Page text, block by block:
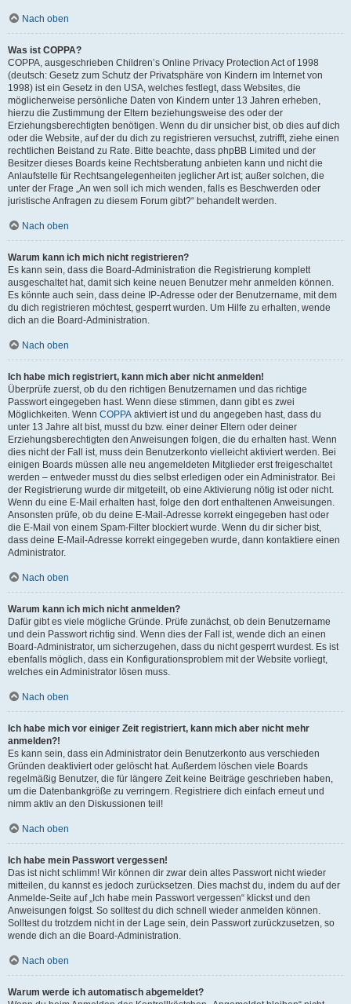
Nach oben
Was ist COPPA?
COPPA, ausgeschrieben Children’s Online Privacy Protection Act of 1998
(deutsch: Gesetz zum Schutz der Privatsphäre von Kindern im Internet von
1998) ist ein Gesetz in den USA, welches festlegt, dass Websites, die
möglicherweise persönliche Daten von Kindern unter 13 Jahren erheben,
hierzu die Zustimmung der Eltern beziehungsweise des oder der
Erziehungsberechtigten benötigen. Wenn du dir unsicher bist, ob dies auf dich
oder die Website, auf der du dich zu registrieren versuchst, zutrifft, ziehe einen
rechtlichen Beistand zu Rate. Bitte beachte, dass phpBB Limited und der
Besitzer dieses Boards keine Rechtsberatung anbieten kann und nicht die
Anlaufstelle für Rechtsangelegenheiten jeglicher Art ist; außer solchen, die
unter der Frage „An wen soll ich mich wenden, falls es Beschwerden oder
juristische Anfragen zu diesem Forum gibt?“ behandelt werden.
Nach oben
Warum kann ich mich nicht registrieren?
Es kann sein, dass die Board-Administration die Registrierung komplett
ausgeschaltet hat, damit sich keine neuen Benutzer mehr anmelden können.
Es könnte auch sein, dass deine IP-Adresse oder der Benutzername, mit dem
du dich registrieren möchtest, gesperrt wurden. Um Hilfe zu erhalten, wende
dich an die Board-Administration.
Nach oben
Ich habe mich registriert, kann mich aber nicht anmelden!
Überprüfe zuerst, ob du den richtigen Benutzernamen und das richtige
Passwort eingegeben hast. Wenn diese stimmen, dann gibt es zwei
Möglichkeiten. Wenn COPPA aktiviert ist und du angegeben hast, dass du
unter 13 Jahre alt bist, musst du bzw. einer deiner Eltern oder deiner
Erziehungsberechtigten den Anweisungen folgen, die du erhalten hast. Wenn
dies nicht der Fall ist, muss dein Benutzerkonto vielleicht aktiviert werden. Bei
einigen Boards müssen alle neu angemeldeten Mitglieder erst freigeschaltet
werden – entweder musst du dies selbst erledigen oder ein Administrator. Bei
der Registrierung wurde dir mitgeteilt, ob eine Aktivierung nötig ist oder nicht.
Wenn du eine E-Mail erhalten hast, folge den dort enthaltenen Anweisungen.
Ansonsten prüfe, ob du deine E-Mail-Adresse korrekt eingegeben hast oder
die E-Mail von einem Spam-Filter blockiert wurde. Wenn du dir sicher bist,
dass deine E-Mail-Adresse korrekt eingegeben wurde, dann kontaktiere einen
Administrator.
Nach oben
Warum kann ich mich nicht anmelden?
Dafür gibt es viele mögliche Gründe. Prüfe zunächst, ob dein Benutzername
und dein Passwort richtig sind. Wenn dies der Fall ist, wende dich an einen
Board-Administrator, um sicherzugehen, dass du nicht gesperrt wurdest. Es ist
ebenfalls möglich, dass ein Konfigurationsproblem mit der Website vorliegt,
welches ein Administrator lösen muss.
Nach oben
Ich habe mich vor einiger Zeit registriert, kann mich aber nicht mehr
anmelden?!
Es kann sein, dass ein Administrator dein Benutzerkonto aus verschieden
Gründen deaktiviert oder gelöscht hat. Außerdem löschen viele Boards
regelmäßig Benutzer, die für längere Zeit keine Beiträge geschrieben haben,
um die Datenbankgröße zu verringern. Registriere dich einfach erneut und
nimm aktiv an den Diskussionen teil!
Nach oben
Ich habe mein Passwort vergessen!
Das ist nicht schlimm! Wir können dir zwar dein altes Passwort nicht wieder
mitteilen, du kannst es jedoch zurücksetzen. Dies machst du, indem du auf der
Anmelde-Seite auf „Ich habe mein Passwort vergessen“ klickst und den
Anweisungen folgst. So solltest du dich schnell wieder anmelden können.
Solltest du trotzdem nicht in der Lage sein, dein Passwort zurückzusetzen, so
wende dich an die Board-Administration.
Nach oben
Warum werde ich automatisch abgemeldet?